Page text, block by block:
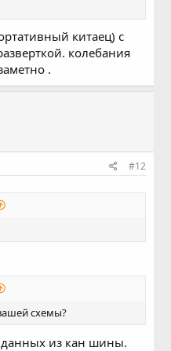
китаец) с
колебания
.
#12
схемы?
из кан шины.